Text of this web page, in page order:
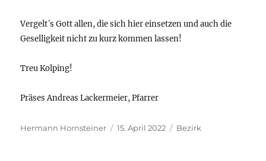
Vergelt´s Gott allen, die sich hier einsetzen und auch die
Geselligkeit nicht zu kurz kommen lassen!
Treu Kolping!
Präses Andreas Lackermeier, Pfarrer
Autor
Hermann Hornsteiner
Veröffentlicht
15. April 2022 Kategorien
Bezirk